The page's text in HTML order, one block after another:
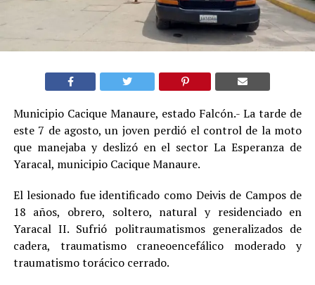
Municipio Cacique Manaure, estado Falcón.- La tarde de
este 7 de agosto, un joven perdió el control de la moto
que manejaba y deslizó en el sector La Esperanza de
Yaracal, municipio Cacique Manaure.
El lesionado fue identificado como Deivis de Campos de
18 años, obrero, soltero, natural y residenciado en
Yaracal II. Sufrió politraumatismos generalizados de
cadera, traumatismo craneoencefálico moderado y
traumatismo torácico cerrado.